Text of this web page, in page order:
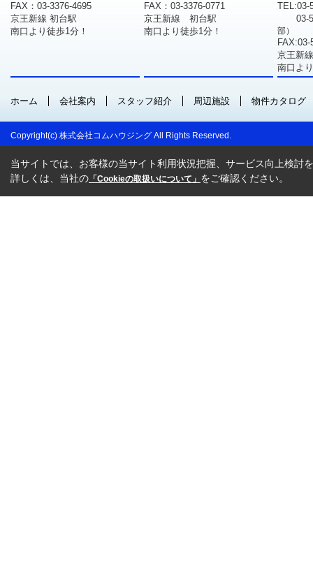
FAX：03-3376-4695
京王新線 初台駅
南口より徒歩1分！
FAX：03-3376-0771
京王新線 初台駅
南口より徒歩1分！
TEL:03-
03-
部）
FAX:03-
京王新
南口よ
ホーム 会社案内 スタッフ紹介 周辺施設 物件カタログ
Copyright(c) 株式会社コムハウジング All Rights Reserved.
当サイトでは、お客様の当サイト利用状況把握、サービス向上検討
詳しくは、当社の 「Cookieの取扱いについて」 をご確認ください。